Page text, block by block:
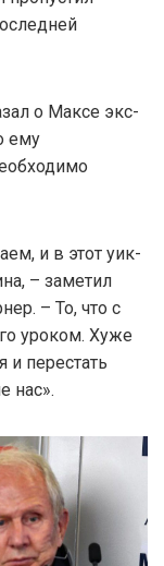
о Максе экс-
ему
и в этот уик-
– заметил
– То, что с
уроком. Хуже
перестать
нас».